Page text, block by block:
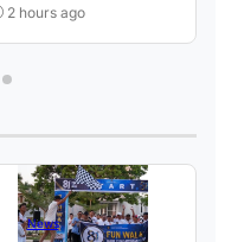
Kebersamaan
2 hours ago
News